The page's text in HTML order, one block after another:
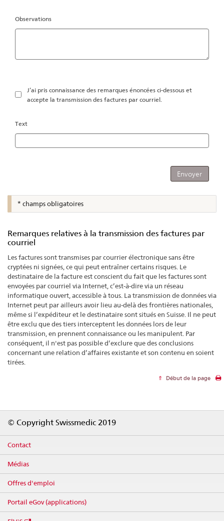
Observations
J’ai pris connaissance des remarques énoncées ci-dessous et
accepte la transmission des factures par courriel.
Text
* champs obligatoires
Remarques relatives à la transmission des factures par
courriel
Les factures sont transmises par courrier électronique sans être
cryptées ni signées, ce qui peut entraîner certains risques. Le
destinataire de la facture est conscient du fait que les factures sont
envoyées par courriel via Internet, c’est-à-dire via un réseau
informatique ouvert, accessible à tous. La transmission de données via
Internet peut par ailleurs avoir lieu au-delà des frontières nationales,
même si l’expéditeur et le destinataire sont situés en Suisse. Il ne peut
être exclu que des tiers interceptent les données lors de leur
transmission, en prennent connaissance ou les manipulent. Par
conséquent, il n'est pas possible d’exclure que des conclusions
concernant une relation d’affaires existante et son contenu en soient
tirées.
Début de la page
© Copyright Swissmedic 2019
Contact
Médias
Offres d'emploi
Portail eGov (applications)